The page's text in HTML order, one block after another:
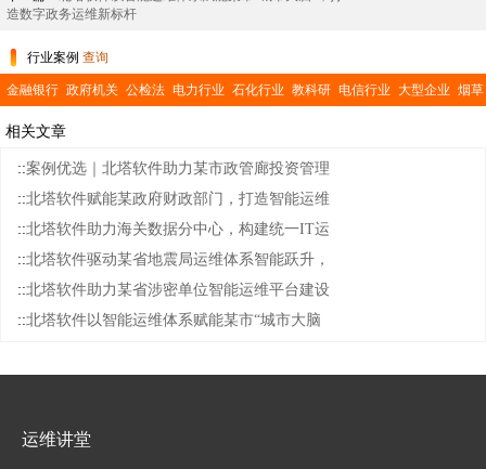
造数字政务运维新标杆
行业案例 查询
金融银行 政府机关 公检法 电力行业 石化行业 教科研 电信行业 大型企业 烟草
相关文章
::案例优选｜北塔软件助力某市政管廊投资管理
::北塔软件赋能某政府财政部门，打造智能运维
::北塔软件助力海关数据分中心，构建统一IT运
::北塔软件驱动某省地震局运维体系智能跃升，
::北塔软件助力某省涉密单位智能运维平台建设
::北塔软件以智能运维体系赋能某市“城市大脑
运维讲堂